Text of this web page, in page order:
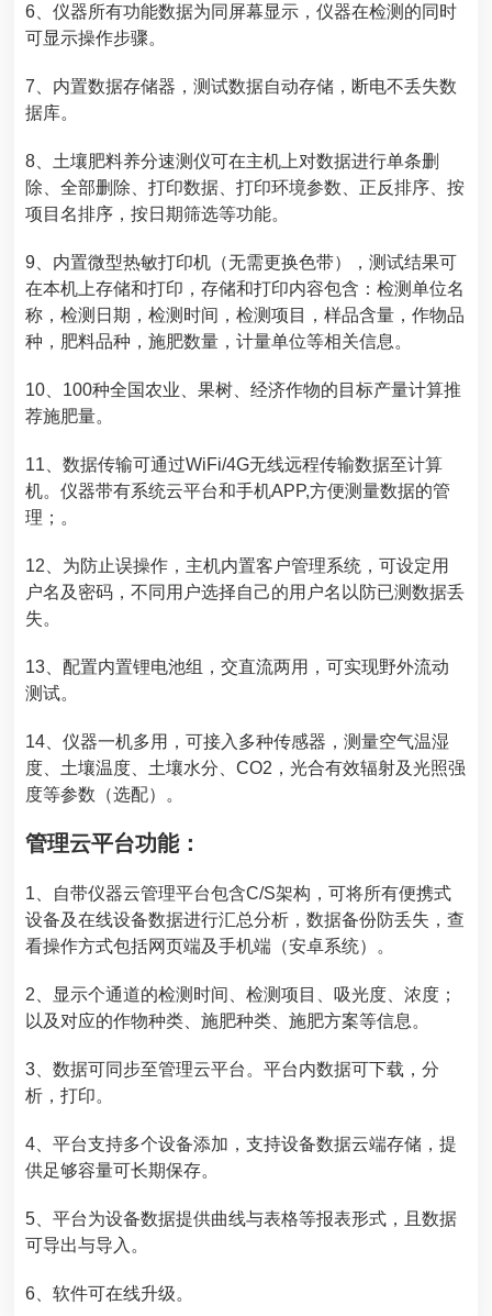
6、仪器所有功能数据为同屏幕显示，仪器在检测的同时
可显示操作步骤。
7、内置数据存储器，测试数据自动存储，断电不丢失数
据库。
8、 土壤肥料养分速测仪可在主机上对数据进行单条删
除、全部删除、打印数据、打印环境参数、正反排序、按
项目名排序，按日期筛选等功能。
9、内置微型热敏打印机（无需更换色带），测试结果可
在本机上存储和打印，存储和打印内容包含：检测单位名
称，检测日期，检测时间，检测项目，样品含量，作物品
种，肥料品种，施肥数量，计量单位等相关信息。
10、100种全国农业、果树、经济作物的目标产量计算推
荐施肥量。
11、数据传输可通过WiFi/4G无线远程传输数据至计算
机。仪器带有系统云平台和手机APP,方便测量数据的管
理；。
12、为防止误操作，主机内置客户管理系统，可设定用
户名及密码，不同用户选择自己的用户名以防已测数据丢
失。
13、配置内置锂电池组，交直流两用，可实现野外流动
测试。
14、仪器一机多用，可接入多种传感器，测量空气温湿
度、土壤温度、土壤水分、CO2，光合有效辐射及光照强
度等参数（选配）。
管理云平台功能：
1、自带仪器云管理平台包含C/S架构，可将所有便携式
设备及在线设备数据进行汇总分析，数据备份防丢失，查
看操作方式包括网页端及手机端（安卓系统）。
2、显示个通道的检测时间、检测项目、吸光度、浓度；
以及对应的作物种类、施肥种类、施肥方案等信息。
3、数据可同步至管理云平台。平台内数据可下载，分
析，打印。
4、平台支持多个设备添加，支持设备数据云端存储，提
供足够容量可长期保存。
5、平台为设备数据提供曲线与表格等报表形式，且数据
可导出与导入。
6、软件可在线升级。